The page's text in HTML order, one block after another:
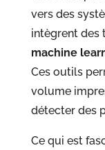
vers des
intègrent des
machine
Ces outils
volume
détecter des
Ce qui est